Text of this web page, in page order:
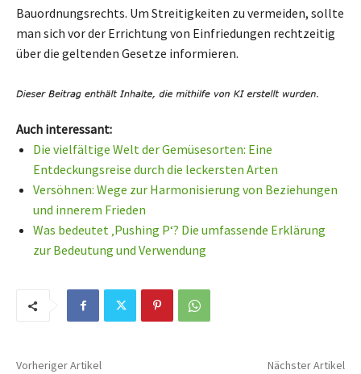
Bauordnungsrechts. Um Streitigkeiten zu vermeiden, sollte
man sich vor der Errichtung von Einfriedungen rechtzeitig
über die geltenden Gesetze informieren.
Auch interessant:
Die vielfältige Welt der Gemüsesorten: Eine
Entdeckungsreise durch die leckersten Arten
Versöhnen: Wege zur Harmonisierung von Beziehungen
und innerem Frieden
Was bedeutet ‚Pushing P‘? Die umfassende Erklärung
zur Bedeutung und Verwendung
Vorheriger Artikel Nächster Artikel